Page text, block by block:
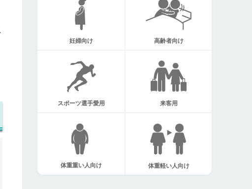
妊婦向け 高齢者向け
スポーツ選手愛用 来客用
体重重い人向け 体重軽い人向け